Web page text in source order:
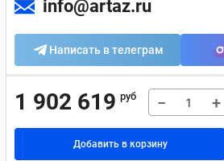
info@artaz.ru
Написать в телеграм
1 902 619 руб − +
Добавить в корзину